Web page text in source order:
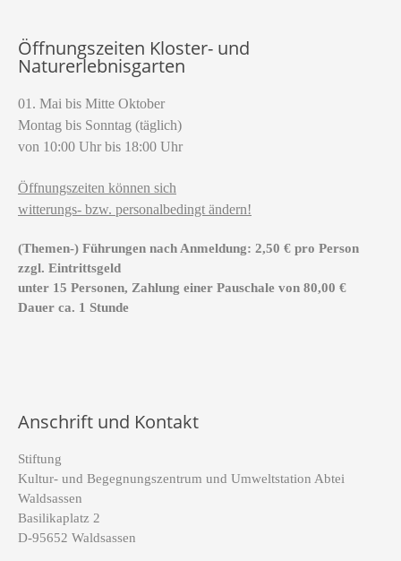
Öffnungszeiten Kloster- und
Naturerlebnisgarten
01. Mai bis Mitte Oktober
Montag bis Sonntag (täglich)
von 10:00 Uhr bis 18:00 Uhr
Öffnungszeiten können sich
witterungs- bzw. personalbedingt ändern!
(Themen-) Führungen nach Anmeldung: 2,50 € pro Person
zzgl. Eintrittsgeld
unter 15 Personen, Zahlung einer Pauschale von 80,00 €
Dauer ca. 1 Stunde
Anschrift und Kontakt
Stiftung
Kultur- und Begegnungszentrum und Umweltstation Abtei
Waldsassen
Basilikaplatz 2
D-95652 Waldsassen